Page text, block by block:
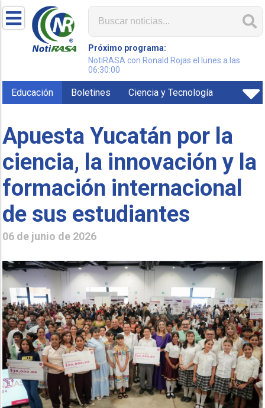
Próximo programa:
NotiRASA con Ronald Rojas el lunes a las
06:30:00
Educación Boletines Ciencia y Tecnología
Apuesta Yucatán por la
ciencia, la innovación y la
formación internacional
de sus estudiantes
06 de junio de 2026